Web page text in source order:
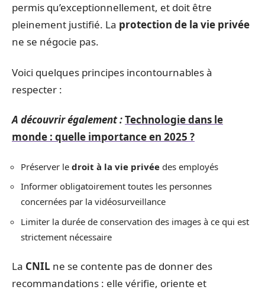
permis qu’exceptionnellement, et doit être
pleinement justifié. La protection de la vie privée
ne se négocie pas.
Voici quelques principes incontournables à
respecter :
A découvrir également :Technologie dans le
monde : quelle importance en 2025 ?
Préserver le droit à la vie privée des employés
Informer obligatoirement toutes les personnes
concernées par la vidéosurveillance
Limiter la durée de conservation des images à ce qui est
strictement nécessaire
La CNIL ne se contente pas de donner des
recommandations : elle vérifie, oriente et